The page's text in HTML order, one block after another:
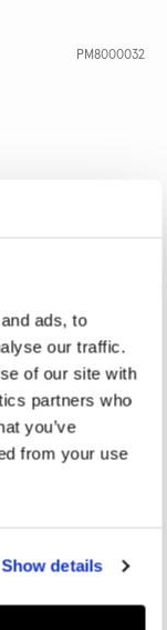
ads, to
our traffic.
of our site with
partners who
you’ve
from your use
Show details
PM8000032
32
40